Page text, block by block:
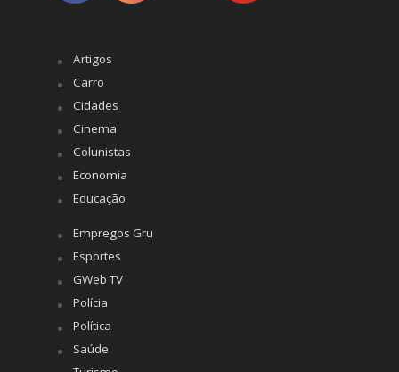
Artigos
Carro
Cidades
Cinema
Colunistas
Economia
Educação
Empregos Gru
Esportes
GWeb TV
Polícia
Política
Saúde